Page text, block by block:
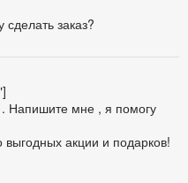
заказ?
Напишите мне , я помогу
акции и подарков!